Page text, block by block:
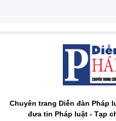
Chuyên trang Diễn đàn Pháp
đưa tin Pháp luật - Tạp